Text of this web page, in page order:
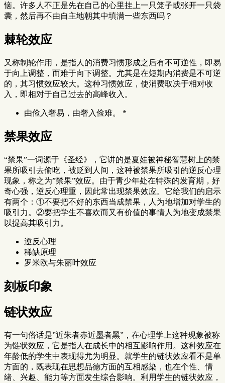
恼。许多人不正是先在自己的心里挂上一只笼子或张开一只袋
囊，然后再不由自主地朝其中填满一些东西吗？
棘轮效应
又称制轮作用，是指人的消费习惯形成之后有不可逆性，即易
于向上调整，而难于向下调整。尤其是在短期内消费是不可逆
的，其习惯效应较大。这种习惯效应，使消费取决于相对收
入，即相对于自己过去的高峰收入。
由俭入奢易，由奢入俭难。 *
禁果效应
“禁果”一词源于《圣经》，它讲的是夏娃被神秘智慧树上的禁
果所吸引去偷吃，被贬到人间，这种被禁果所吸引的逆反心理
现象，称之为”禁果”效应。由于青少年处在特殊的发育期，好
奇心强，逆反心理重，因此常出现禁果效应。它给我们的启示
有两个：①不要把不好的东西当成禁果，人为地增加对学生的
吸引力。②要把学生不喜欢而又有价值的事情人为地变成禁果
以提高其吸引力。
逆反心理
稀缺原理
罗米欧与朱丽叶效应
刻板印象
链状效应
有一句俗话是”近朱者赤近墨者黑”，在心理学上这种现象被称
为链状效应，它是指人在成长中的相互影响作用。这种效应在
年龄低的学生中表现得尤为明显。就学生的链状效应看不是单
方面的，既表现在思想品德方面的互相感染，也在个性、情
绪、兴趣、能力等方面发生综合影响。利用学生的链状效应，